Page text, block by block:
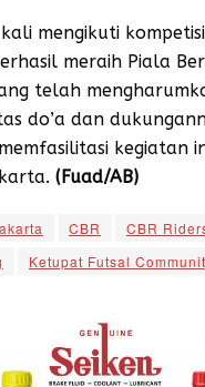
mengikuti
meraih Piala
telah
do’a dan
kegiatan
(Fuad/AB)
CBR CBR
Ketupat Futsal